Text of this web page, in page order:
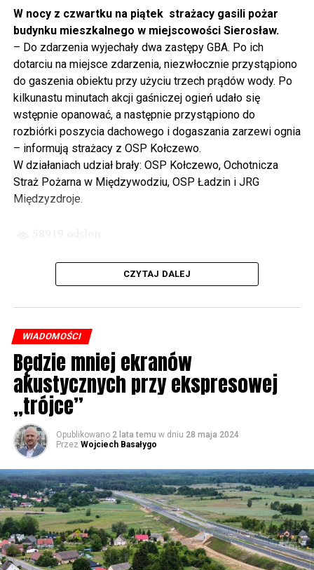
projektowania i dyskusji. Ważny tutaj był wkład
samorządu, ale to rząd PiS podjął w tej sprawie
najważniejsze decyzje. Powstał dzięki ogromnej
determinacji rządu najpierw Pani Premier Beaty Szydło,
a następnie Pana Premiera Mateusza Morawieckiego.
Chciałbym podziękować Panu Premierowi za to jak
osobiście pilnował powstania tej inwestycji. Cieszymy
się, że turyści również korzystają z tunelu, cieszymy się,
że wśród tych 4 milionów samochodów, które
przejechały już otwartym tunelem w Świnoujściu,
przyjechało tutaj do nas tak wielu turystów z zagranicy
– powiedział Wiceprezes PiS Joachim Brudziński w
zainwestowano ogromne pieniądze w modernizację
poszczególnych portów, w tym w Szczecinie, w
małe inwestycje. To miejsce, gdzie teraz stoimy, to kiedyś
były chaszcze. Nic tutaj się nie działo. Rybacy pracowali
w fatalnych warunkach. Dzisiaj jest piękne nabrzeże. To
co zapewnialiśmy w ramach naszych kampanii
wyborczych, w zasadzie wszystko zostało zrealizowane –
powiedział Poseł PiS Marek Gróbarczyk w #Wolin.
56691 odsłon
W nocy z czwartku na piątek strażacy gasili pożar
budynku mieszkalnego w miejscowości Sierosław.
– Do zdarzenia wyjechały dwa zastępy GBA. Po ich
dotarciu na miejsce zdarzenia, niezwłocznie przystąpiono
do gaszenia obiektu przy użyciu trzech prądów wody. Po
kilkunastu minutach akcji gaśniczej ogień udało się
wstępnie opanować, a następnie przystąpiono do
rozbiórki poszycia dachowego i dogaszania zarzewi ognia
– informują strażacy z OSP Kołczewo.
W działaniach udział brały: OSP Kołczewo, Ochotnicza
Straż Pożarna w Międzywodziu, OSP Ładzin i JRG
Międzyzdroje.
CZYTAJ DALEJ
WIADOMOŚCI
Będzie mniej ekranów
akustycznych przy ekspresowej
„trójce”
Opublikowano 2 lata temu w dniu 28 maja 2024
Przez Wojciech Basałygo